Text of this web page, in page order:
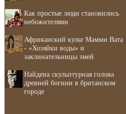
Как простые люди становились
небожителями
Африканский культ Мамми Вата
- «Хозяйки воды» и
заклинательницы змей
Найдена скульптурная голова
древней богини в британском
городе